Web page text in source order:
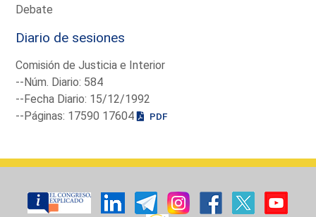
Debate
Diario de sesiones
Comisión de Justicia e Interior
--Núm. Diario: 584
--Fecha Diario: 15/12/1992
--Páginas: 17590 17604
PDF